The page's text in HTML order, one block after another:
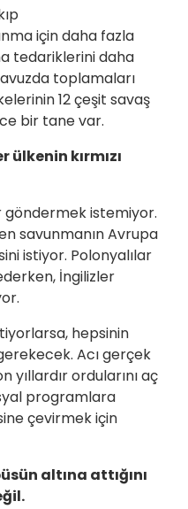
için daha fazla
tedariklerini daha
toplamaları
12 çeşit savaş
bir tane var.
kırmızı
istemiyor.
savunmanın Avrupa
istiyor. Polonyalılar
İngilizler
hepsinin
Acı gerçek
yıllardır ordularını aç
programlara
çevirmek için
altına attığını